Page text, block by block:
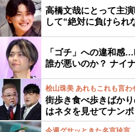
高橋文哉にとって主
して“絶対に負けられ
「ゴチ」への違和感
誰が悪いのか？ ナイ
桧山珠美 あれもこれも言わ
街歩き食べ歩きばか
はネタを見せてナン